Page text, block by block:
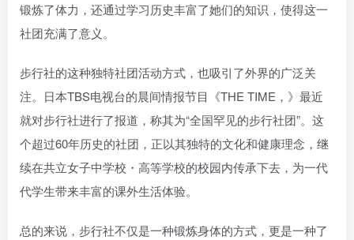
锻炼了体力，还通过学习历史丰富了她们的知识，使得这一
社团充满了意义。
步行社的这种独特社团活动方式，也吸引了外界的广泛关
注。日本TBS电视台的晨间情报节目《THE TIME，》最近
就对步行社进行了报道，称其为“全国罕见的步行社团”。这
个超过60年历史的社团，正以其独特的文化和健康理念，继
续在共立女子中学校・高等学校的校园内传承下去，为一代
代学生带来丰富的课外生活体验。
总的来说，步行社不仅是一种锻炼身体的方式，更是一种了